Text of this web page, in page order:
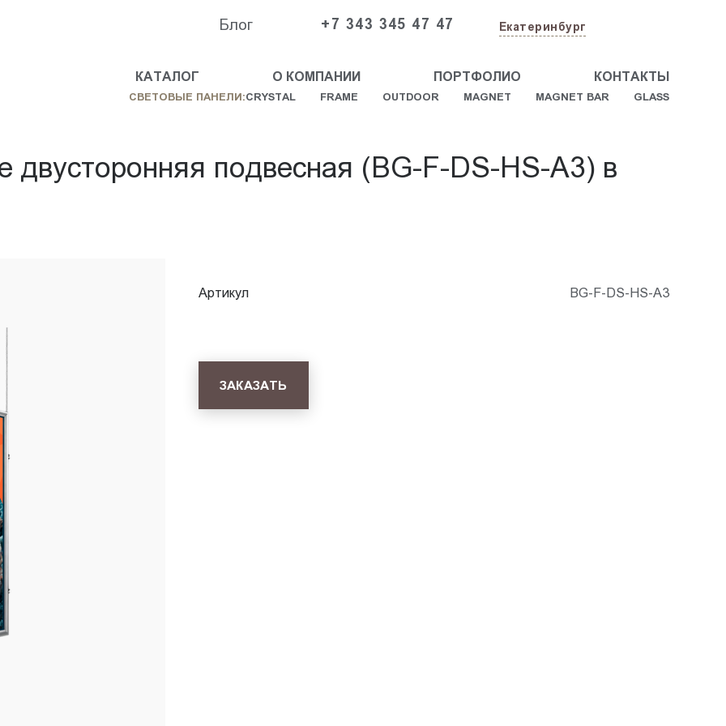
Блог +7 343 345 47 47 Екатеринбург
КАТАЛОГ О КОМПАНИИ ПОРТФОЛИО КОНТАКТЫ
СВЕТОВЫЕ ПАНЕЛИ:CRYSTAL FRAME OUTDOOR MAGNET MAGNET BAR GLASS
двусторонняя подвесная (BG-F-DS-HS-A3) в
Артикул BG-F-DS-HS-A3
ЗАКАЗАТЬ